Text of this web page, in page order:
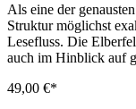
Als eine der
Struktur möglichst
Lesefluss. Die
auch im Hinblick auf
49,00 €*